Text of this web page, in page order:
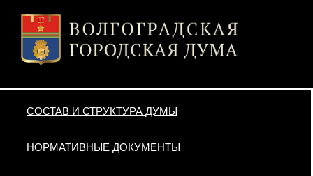
СОСТАВ И СТРУКТУРА ДУМЫ
НОРМАТИВНЫЕ ДОКУМЕНТЫ